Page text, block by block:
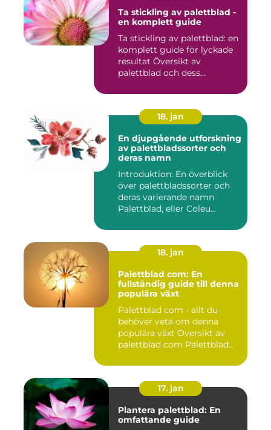
Ta stickling av palettblad -
en komplett guide
Ta stickling av palettblad: en
komplett guide för lyckade
resultat Översikt av
palettblad och dess...
18. jan
En djupgående utforskning
av palettbladssorter och
deras namn
Introduktion: En överblick
över palettbladssorter och
deras varierande namn
Palettblad, eller Coleu...
18. jan
Palettblad com: En
fullständig guide till denna
populära växt
Palettblad com - allt du
behöver veta om denna
populära växt Översikt av
palettblad com Palettblad...
17. jan
Plantera palettblad: En
omfattande guide